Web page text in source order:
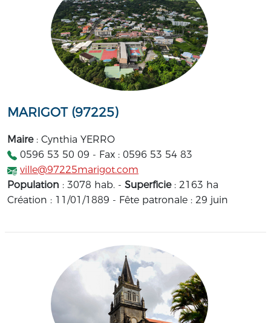
MARIGOT (97225)
Maire: Cynthia YERRO
0596 53 50 09 - Fax : 0596 53 54 83
ville@97225marigot.com
Population : 3078 hab. - Superficie : 2163 ha
Création : 11/01/1889 - Fête patronale : 29 juin